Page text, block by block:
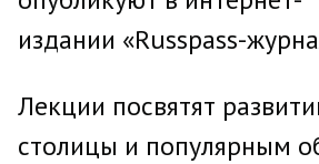
издании «Russpass-
Лекции посвятят
столицы и популярным